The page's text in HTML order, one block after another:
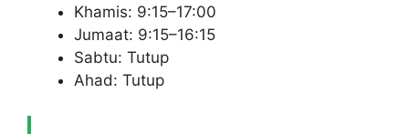
Khamis: 9:15–17:00
Jumaat: 9:15–16:15
Sabtu: Tutup
Ahad: Tutup